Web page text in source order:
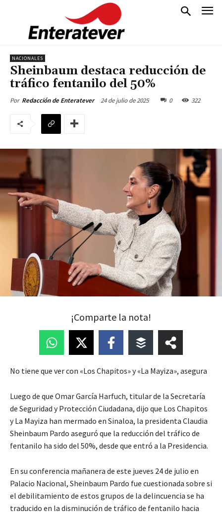
NACIONALES
Sheinbaum destaca reducción de
tráfico fentanilo del 50%
Por Redacción de Enteratever 24 de julio de 2025 0 322
¡Comparte la nota!
No tiene que ver con «Los Chapitos» y «La Mayiza», asegura
Luego de que Omar García Harfuch, titular de la Secretaría
de Seguridad y Protección Ciudadana, dijo que Los Chapitos
y La Mayiza han mermado en Sinaloa, la presidenta Claudia
Sheinbaum Pardo aseguró que la reducción del tráfico de
fentanilo ha sido del 50%, desde que entró a la Presidencia.
En su conferencia mañanera de este jueves 24 de julio en
Palacio Nacional, Sheinbaum Pardo fue cuestionada sobre si
el debilitamiento de estos grupos de la delincuencia se ha
traducido en la disminución de tráfico de fentanilo hacia